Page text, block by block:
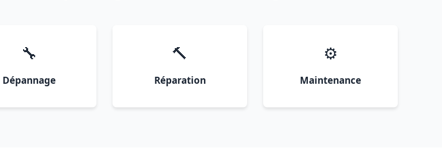
🔧
Dépannage
🔨
Réparation
⚙️
Maintenance